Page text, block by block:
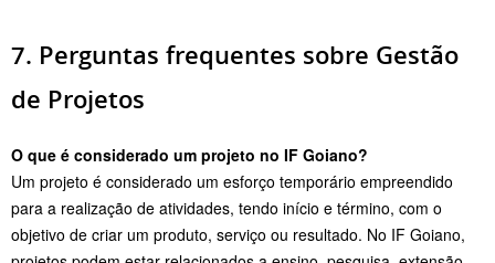
7. Perguntas frequentes sobre Gestão
de Projetos
O que é considerado um projeto no IF Goiano?
Um projeto é considerado um esforço temporário empreendido
para a realização de atividades, tendo início e término, com o
objetivo de criar um produto, serviço ou resultado. No IF Goiano,